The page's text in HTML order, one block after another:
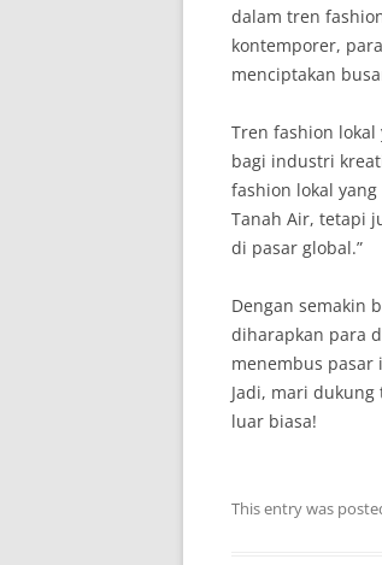
dalam tren
kontemporer,
menciptakan
Tren fashion
bagi industri
fashion lokal
Tanah Air, tetapi
di pasar global.”
Dengan semakin
diharapkan para
menembus
Jadi, mari
luar biasa!
This entry was